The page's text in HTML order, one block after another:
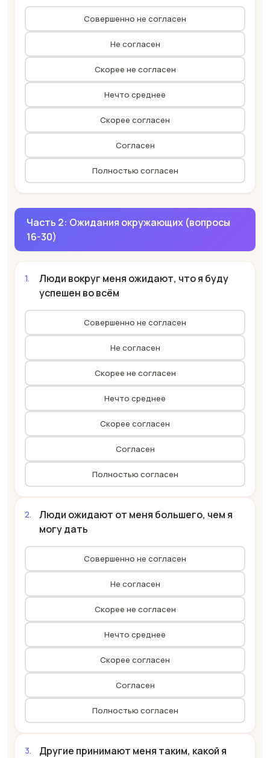
Совершенно не согласен
Не согласен
Скорее не согласен
Нечто среднее
Скорее согласен
Согласен
Полностью согласен
Часть 2: Ожидания окружающих (вопросы
16-30)
Люди вокруг меня ожидают, что я буду
успешен во всём
Совершенно не согласен
Не согласен
Скорее не согласен
Нечто среднее
Скорее согласен
Согласен
Полностью согласен
Люди ожидают от меня большего, чем я
могу дать
Совершенно не согласен
Не согласен
Скорее не согласен
Нечто среднее
Скорее согласен
Согласен
Полностью согласен
Другие принимают меня таким, какой я